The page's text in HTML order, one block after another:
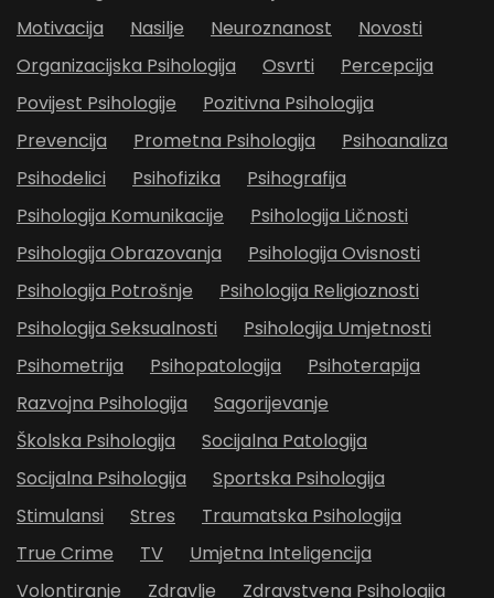
Motivacija
Nasilje Neuroznanost
Novosti
Organizacijska Psihologija
Osvrti
Percepcija
Povijest Psihologije
Pozitivna Psihologija
Prevencija
Prometna Psihologija
Psihoanaliza
Psihodelici
Psihofizika
Psihografija
Psihologija Komunikacije
Psihologija Ličnosti
Psihologija Obrazovanja
Psihologija Ovisnosti
Psihologija Potrošnje
Psihologija Religioznosti
Psihologija Seksualnosti
Psihologija Umjetnosti
Psihometrija
Psihopatologija
Psihoterapija
Razvojna Psihologija
Sagorijevanje
Školska Psihologija
Socijalna Patologija
Socijalna Psihologija
Sportska Psihologija
Stimulansi
Stres
Traumatska Psihologija
True Crime
TV
Umjetna Inteligencija
Volontiranje
Zdravlje Zdravstvena Psihologija